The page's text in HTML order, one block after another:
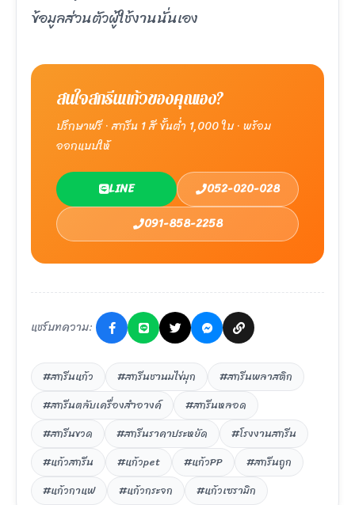
ข้อมูลส่วนตัวผู้ใช้งานนั่นเอง
สนใจสกรีนแก้วของคุณเอง?
ปรึกษาฟรี · สกรีน 1 สี ขั้นต่ำ 1,000 ใบ · พร้อม
ออกแบบให้
LINE
052-020-028
091-858-2258
แชร์บทความ:
#สกรีนแก้ว #สกรีนชานมไข่มุก
#สกรีนพลาสติก
#สกรีนตลับเครื่องสำอางค์
#สกรีนหลอด
#สกรีนขวด
#สกรีนราคาประหยัด
#โรงงานสกรีน
#แก้วสกรีน
#แก้วpet #แก้วPP
#สกรีนถูก
#แก้วกาแฟ
#แก้วกระจก #แก้วเซรามิก